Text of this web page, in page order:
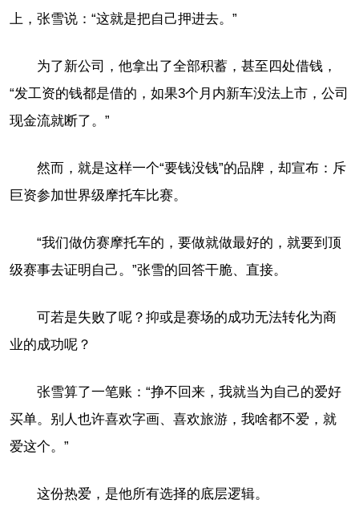
上，张雪说：“这就是把自己押进去。”
为了新公司，他拿出了全部积蓄，甚至四处借钱，
“发工资的钱都是借的，如果3个月内新车没法上市，公司
现金流就断了。”
然而，就是这样一个“要钱没钱”的品牌，却宣布：斥
巨资参加世界级摩托车比赛。
“我们做仿赛摩托车的，要做就做最好的，就要到顶
级赛事去证明自己。”张雪的回答干脆、直接。
可若是失败了呢？抑或是赛场的成功无法转化为商
业的成功呢？
张雪算了一笔账：“挣不回来，我就当为自己的爱好
买单。别人也许喜欢字画、喜欢旅游，我啥都不爱，就
爱这个。”
这份热爱，是他所有选择的底层逻辑。